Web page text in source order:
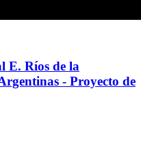
E. Ríos de la
- Proyecto de